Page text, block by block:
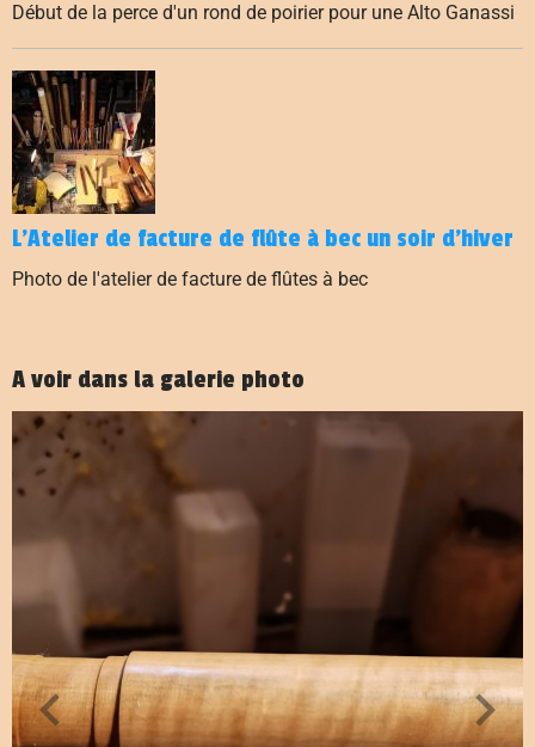
Début de la perce d'un rond de poirier pour une Alto Ganassi
L'Atelier de facture de flûte à bec un soir d'hiver
Photo de l'atelier de facture de flûtes à bec
A voir dans la galerie photo